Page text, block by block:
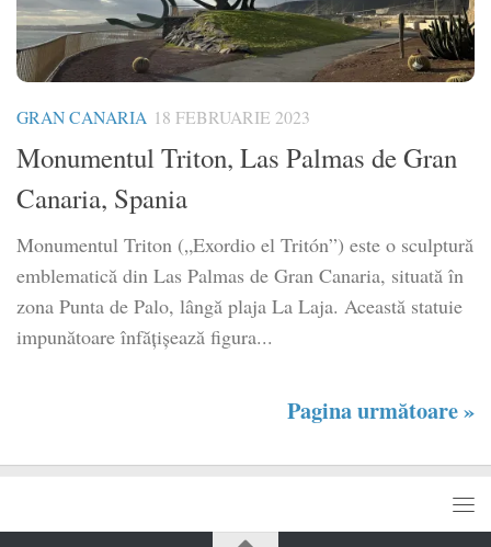
GRAN CANARIA 18 FEBRUARIE 2023
Monumentul Triton, Las Palmas de Gran
Canaria, Spania
Monumentul Triton („Exordio el Tritón”) este o sculptură
emblematică din Las Palmas de Gran Canaria, situată în
zona Punta de Palo, lângă plaja La Laja. Această statuie
impunătoare înfățișează figura...
Pagina următoare »